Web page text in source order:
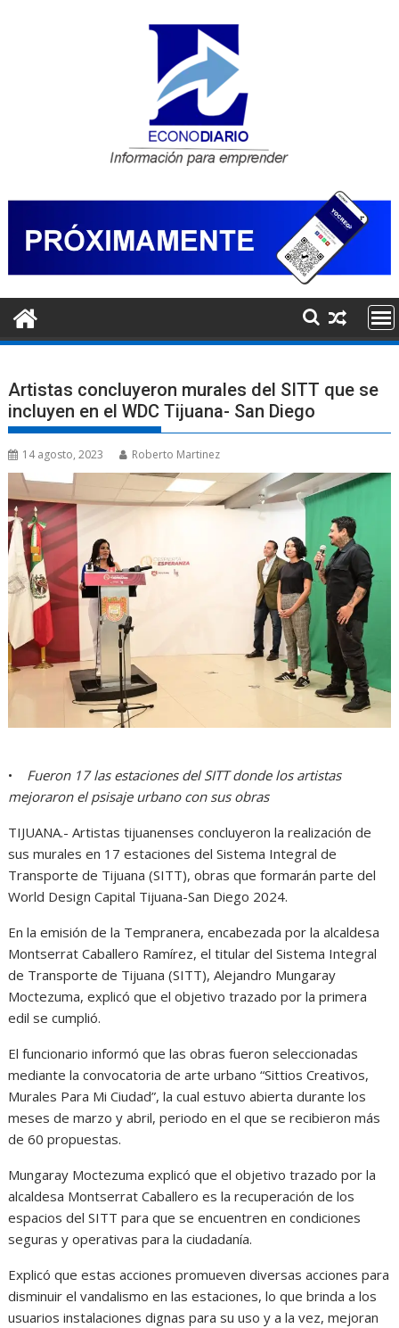
Artistas concluyeron murales del SITT que se
incluyen en el WDC Tijuana- San Diego
14 agosto, 2023 Roberto Martinez
•
Fueron 17 las estaciones del SITT donde los artistas
mejoraron el psisaje urbano con sus obras
TIJUANA.- Artistas tijuanenses concluyeron la realización de
sus murales en 17 estaciones del Sistema Integral de
Transporte de Tijuana (SITT), obras que formarán parte del
World Design Capital Tijuana-San Diego 2024.
En la emisión de la Tempranera, encabezada por la alcaldesa
Montserrat Caballero Ramírez, el titular del Sistema Integral
de Transporte de Tijuana (SITT), Alejandro Mungaray
Moctezuma, explicó que el objetivo trazado por la primera
edil se cumplió.
El funcionario informó que las obras fueron seleccionadas
mediante la convocatoria de arte urbano “Sittios Creativos,
Murales Para Mi Ciudad”, la cual estuvo abierta durante los
meses de marzo y abril, periodo en el que se recibieron más
de 60 propuestas.
Mungaray Moctezuma explicó que el objetivo trazado por la
alcaldesa Montserrat Caballero es la recuperación de los
espacios del SITT para que se encuentren en condiciones
seguras y operativas para la ciudadanía.
Explicó que estas acciones promueven diversas acciones para
disminuir el vandalismo en las estaciones, lo que brinda a los
usuarios instalaciones dignas para su uso y a la vez, mejoran